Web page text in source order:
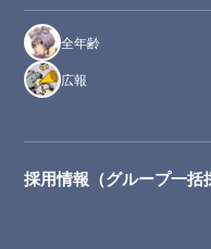
全年齢
広報
採用情報（グループ一括